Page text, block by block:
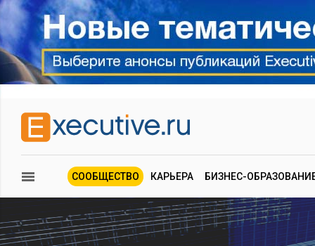
СООБЩЕСТВО КАРЬЕРА БИЗНЕС-